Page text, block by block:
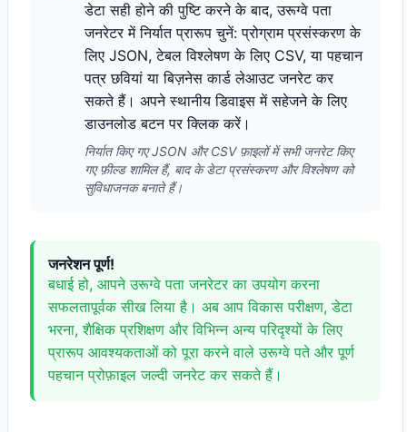
डेटा सही होने की पुष्टि करने के बाद, उरूग्वे पता
जनरेटर में निर्यात प्रारूप चुनें: प्रोग्राम प्रसंस्करण के
लिए JSON, टेबल विश्लेषण के लिए CSV, या पहचान
पत्र छवियां या बिज़नेस कार्ड लेआउट जनरेट कर
सकते हैं। अपने स्थानीय डिवाइस में सहेजने के लिए
डाउनलोड बटन पर क्लिक करें।
निर्यात किए गए JSON और CSV फ़ाइलों में सभी जनरेट किए
गए फ़ील्ड शामिल हैं, बाद के डेटा प्रसंस्करण और विश्लेषण को
सुविधाजनक बनाते हैं।
जनरेशन पूर्ण!
बधाई हो, आपने उरूग्वे पता जनरेटर का उपयोग करना
सफलतापूर्वक सीख लिया है। अब आप विकास परीक्षण, डेटा
भरना, शैक्षिक प्रशिक्षण और विभिन्न अन्य परिदृश्यों के लिए
प्रारूप आवश्यकताओं को पूरा करने वाले उरूग्वे पते और पूर्ण
पहचान प्रोफ़ाइल जल्दी जनरेट कर सकते हैं।